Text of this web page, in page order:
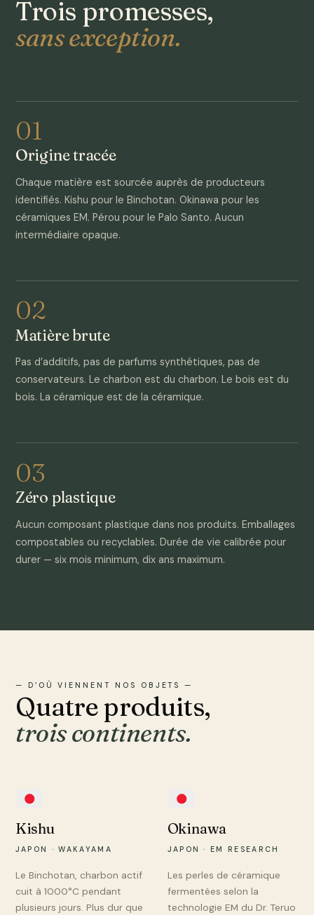
Trois promesses,
sans exception.
01
Origine tracée
Chaque matière est sourcée auprès de producteurs
identifiés. Kishu pour le Binchotan. Okinawa pour les
céramiques EM. Pérou pour le Palo Santo. Aucun
intermédiaire opaque.
02
Matière brute
Pas d’additifs, pas de parfums synthétiques, pas de
conservateurs. Le charbon est du charbon. Le bois est du
bois. La céramique est de la céramique.
03
Zéro plastique
Aucun composant plastique dans nos produits. Emballages
compostables ou recyclables. Durée de vie calibrée pour
durer — six mois minimum, dix ans maximum.
— D’OÙ VIENNENT NOS OBJETS —
Quatre produits,
trois continents.
Kishu
JAPON · WAKAYAMA
Le Binchotan, charbon actif
cuit à 1000°C pendant
plusieurs jours. Plus dur que
Okinawa
JAPON · EM RESEARCH
Les perles de céramique
fermentées selon la
technologie EM du Dr. Teruo